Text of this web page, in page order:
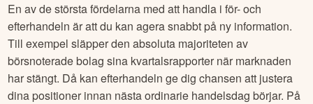
En av de största fördelarna med att handla i för- och
efterhandeln är att du kan agera snabbt på ny information.
Till exempel släpper den absoluta majoriteten av
börsnoterade bolag sina kvartalsrapporter när marknaden
har stängt. Då kan efterhandeln ge dig chansen att justera
dina positioner innan nästa ordinarie handelsdag börjar. På